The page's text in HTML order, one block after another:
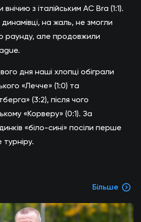
з італійським АС Bra (1:1).
на жаль, не змогли
раунду, але продовжили
дня наші хлопці обіграли
«Лечче» (1:0) та
(3:2), після чого
«Корверу» (0:1). За
«біло-сині» посіли перше
Більше